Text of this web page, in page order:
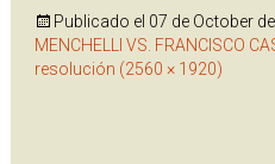
Publicado el 07 de October
MENCHELLI VS. FRANCISCO
resolución (2560 × 1920)